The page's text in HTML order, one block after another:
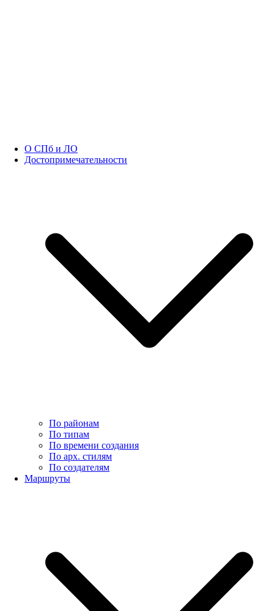
О СПб и ЛО
Достопримечательности
По районам
По типам
По времени создания
По арх. стилям
По создателям
Маршруты